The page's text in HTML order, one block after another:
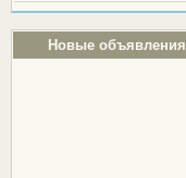
Новые объявления